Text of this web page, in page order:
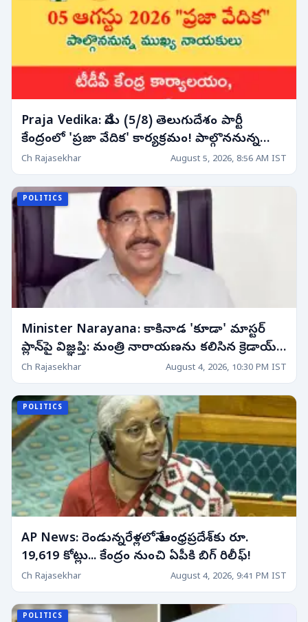
Praja Vedika: నేడు (5/8) తెలుగుదేశం పార్టీ
కేంద్రంలో 'ప్రజా వేదిక' కార్యక్రమం! పాల్గొననున్న
నాయకుల షెడ్యూల్!
Ch Rajasekhar August 5, 2026, 8:56 AM IST
POLITICS
Minister Narayana: కాకినాడ 'కూడా' మాస్టర్
ప్లాన్‌పై విజ్ఞప్తి: మంత్రి నారాయణను కలిసిన క్రెడాయ్
ప్రతినిధులు!
Ch Rajasekhar August 4, 2026, 10:30 PM IST
POLITICS
AP News: రెండున్నరేళ్లలోనే ఆంధ్రప్రదేశ్‌కు రూ.
19,619 కోట్లు... కేంద్రం నుంచి ఏపీకి బిగ్ రిలీఫ్!
Ch Rajasekhar August 4, 2026, 9:41 PM IST
POLITICS